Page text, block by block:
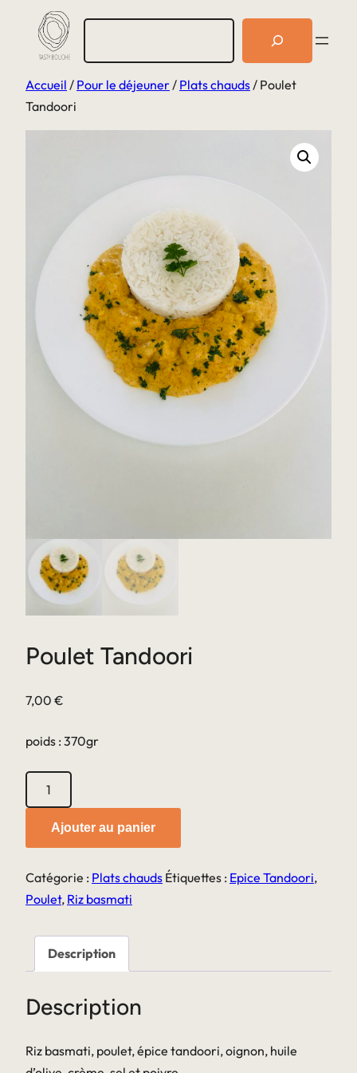
contenu
R
e
h
Accueil / Pour le déjeuner/ Plats chauds/ Poulet
Tandoori
Poulet Tandoori
7,00 €
poids : 370gr
de
Poulet
Tandoori
Ajouter au panier
Catégorie : Plats chauds Étiquettes : Epice Tandoori,
Poulet, Riz basmati
Description
Description
Riz basmati, poulet, épice tandoori, oignon, huile